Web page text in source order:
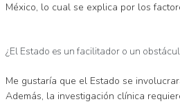
México, lo cual se explica por los
¿El Estado es un facilitador o un
Me gustaría que el Estado se
Además, la investigación clínica